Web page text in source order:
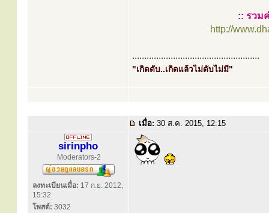
:: รวม
http://
.....................................................
"เกิดดับ..เกิดแล้วไม่ดับไม่มี"
เมื่อ: 30 ส.ค. 2015, 12:15
sirinpho
Moderators-2
ลงทะเบียนเมื่อ: 17 ก.ย. 2012,
15:32
โพสต์: 3032